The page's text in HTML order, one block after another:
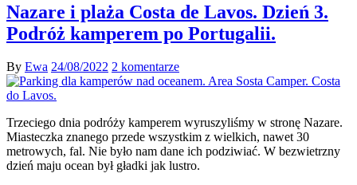
Nazare i plaża Costa de Lavos. Dzień 3.
Podróż kamperem po Portugalii.
By Ewa 24/08/2022 2 komentarze
Trzeciego dnia podróży kamperem wyruszyliśmy w stronę Nazare.
Miasteczka znanego przede wszystkim z wielkich, nawet 30
metrowych, fal. Nie było nam dane ich podziwiać. W bezwietrzny
dzień maju ocean był gładki jak lustro.